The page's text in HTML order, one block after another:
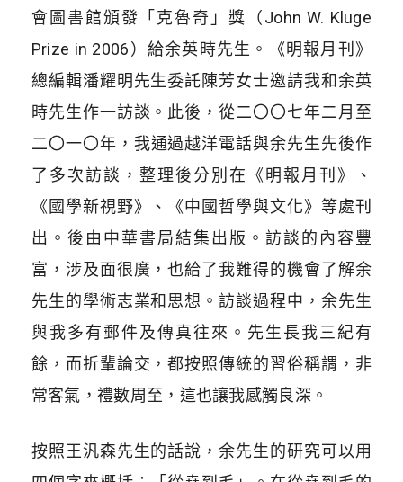
會圖書館頒發「克魯奇」獎（John W. Kluge
Prize in 2006）給余英時先生。《明報月刊》
總編輯潘耀明先生委託陳芳女士邀請我和余英
時先生作一訪談。此後，從二〇〇七年二月至
二〇一〇年，我通過越洋電話與余先生先後作
了多次訪談，整理後分別在《明報月刊》、
《國學新視野》、《中國哲學與文化》等處刊
出。後由中華書局結集出版。訪談的內容豐
富，涉及面很廣，也給了我難得的機會了解余
先生的學術志業和思想。訪談過程中，余先生
與我多有郵件及傳真往來。先生長我三紀有
餘，而折輩論交，都按照傳統的習俗稱謂，非
常客氣，禮數周至，這也讓我感觸良深。
按照王汎森先生的話說，余先生的研究可以用